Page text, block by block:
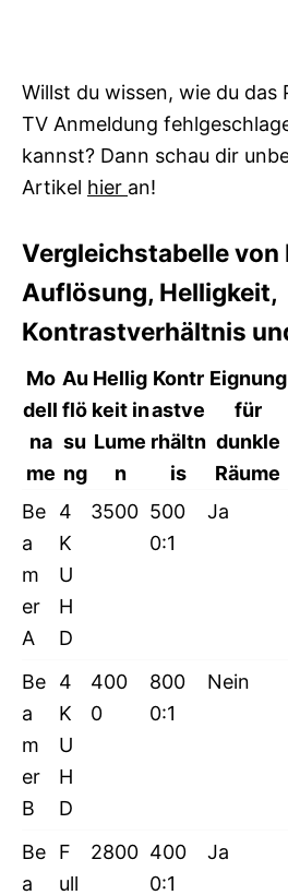
Willst du wissen, wie du das
TV Anmeldung
kannst? Dann schau dir
Artikel hier an!
Vergleichstabelle von
Auflösung, Helligkeit,
Kontrastverhältnis
Mo
dell
na
me
Au
flö
su
ng
Hellig
keit in
Lume
n
Kontr
astve
rhältn
is
Eignung
für
dunkle
Räume
Be
a
m
er
A
4
K
U
H
D
3500 500
0:1
Ja
Be
a
m
er
B
4
K
U
H
D
400
0
800
0:1
Nein
Be
a
F
ull
2800 400
0:1
Ja